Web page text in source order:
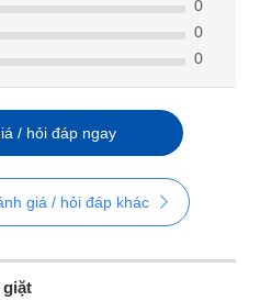
0
0
0
/ hỏi đáp ngay
giá / hỏi đáp khác
giặt